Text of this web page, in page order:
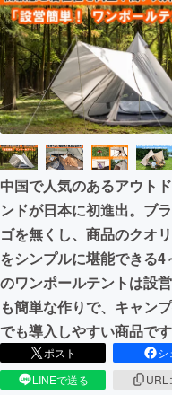
アート・写真
テクノロジー
映像・映画
ビジネス・起
まちづくり・
CAMPFIRE for
CAMPFIREふる
中国で人気のあるアウト
ンドが日本に初進出。ブ
ゴを無くし、商品のクオ
をシンプルに堪能できる4
のワンポールテントは設
も簡単な作りで、キャン
でも導入しやすい商品です
ポスト
シ
LINEで送る
URL